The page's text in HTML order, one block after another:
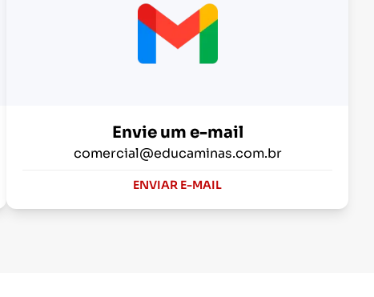
Envie um e-mail
comercial@educaminas.com.br
ENVIAR E-MAIL